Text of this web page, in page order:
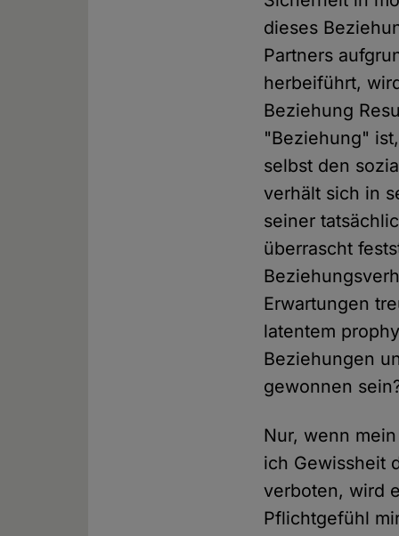
dieses
Partners
herbeiführt,
Beziehung
"Beziehung"
selbst den
verhält sich in
seiner
überrascht
Erwartungen
latentem
Beziehungen
gewonnen
Nur, wenn
ich Gewissheit
verboten, wird
Pflichtgefühl